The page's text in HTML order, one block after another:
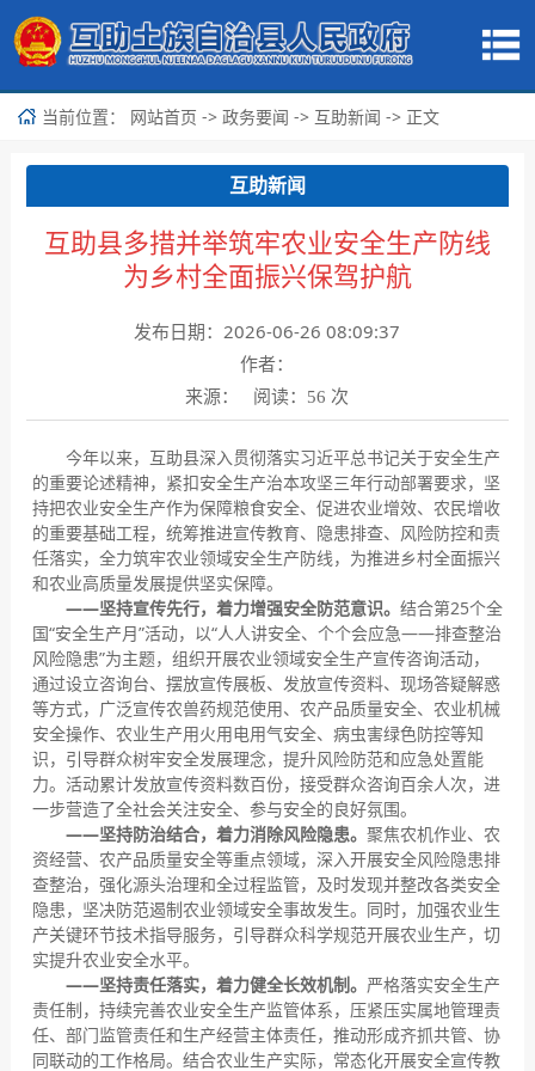
当前位置： 网站首页 -> 政务要闻 -> 互助新闻 -> 正文
互助新闻
互助县多措并举筑牢农业安全生产防线
为乡村全面振兴保驾护航
发布日期：2026-06-26 08:09:37
作者：
来源： 阅读：
56 次
今年以来，互助县深入贯彻落实习近平总书记关于安全生产
的重要论述精神，紧扣安全生产治本攻坚三年行动部署要求，坚
持把农业安全生产作为保障粮食安全、促进农业增效、农民增收
的重要基础工程，统筹推进宣传教育、隐患排查、风险防控和责
任落实，全力筑牢农业领域安全生产防线，为推进乡村全面振兴
和农业高质量发展提供坚实保障。
——坚持宣传先行，着力增强安全防范意识。 结合第25个全
国“安全生产月”活动，以“人人讲安全、个个会应急——排查整治
风险隐患”为主题，组织开展农业领域安全生产宣传咨询活动，
通过设立咨询台、摆放宣传展板、发放宣传资料、现场答疑解惑
等方式，广泛宣传农兽药规范使用、农产品质量安全、农业机械
安全操作、农业生产用火用电用气安全、病虫害绿色防控等知
识，引导群众树牢安全发展理念，提升风险防范和应急处置能
力。活动累计发放宣传资料数百份，接受群众咨询百余人次，进
一步营造了全社会关注安全、参与安全的良好氛围。
——坚持防治结合，着力消除风险隐患。 聚焦农机作业、农
资经营、农产品质量安全等重点领域，深入开展安全风险隐患排
查整治，强化源头治理和全过程监管，及时发现并整改各类安全
隐患，坚决防范遏制农业领域安全事故发生。同时，加强农业生
产关键环节技术指导服务，引导群众科学规范开展农业生产，切
实提升农业安全水平。
——坚持责任落实，着力健全长效机制。 严格落实安全生产
责任制，持续完善农业安全生产监管体系，压紧压实属地管理责
任、部门监管责任和生产经营主体责任，推动形成齐抓共管、协
同联动的工作格局。结合农业生产实际，常态化开展安全宣传教